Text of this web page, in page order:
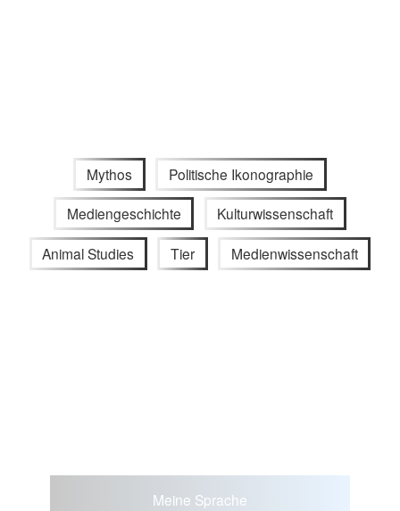
Mythos Politische Ikonographie
Mediengeschichte Kulturwissenschaft
Animal Studies Tier Medienwissenschaft
Meine Sprache